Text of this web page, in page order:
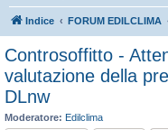
Indice FORUM EDILCLIMA
Controsoffitto -
valutazione della
DLnw
Moderatore: Edilclima